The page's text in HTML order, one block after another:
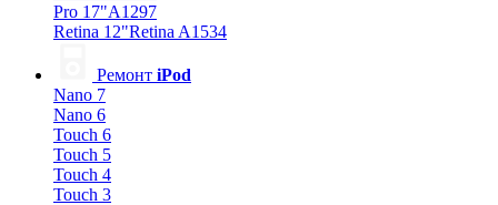
Pro 17"A1297
Retina 12"Retina A1534
Ремонт iPod
Nano 7
Nano 6
Touch 6
Touch 5
Touch 4
Touch 3